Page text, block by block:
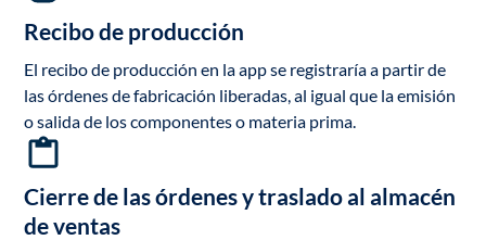
Recibo de producción
El recibo de producción en la app se registraría a partir de
las órdenes de fabricación liberadas, al igual que la emisión
o salida de los componentes o materia prima.
Cierre de las órdenes y traslado al almacén
de ventas